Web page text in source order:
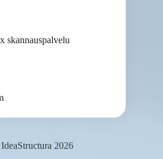
skannauspalvelu
2026